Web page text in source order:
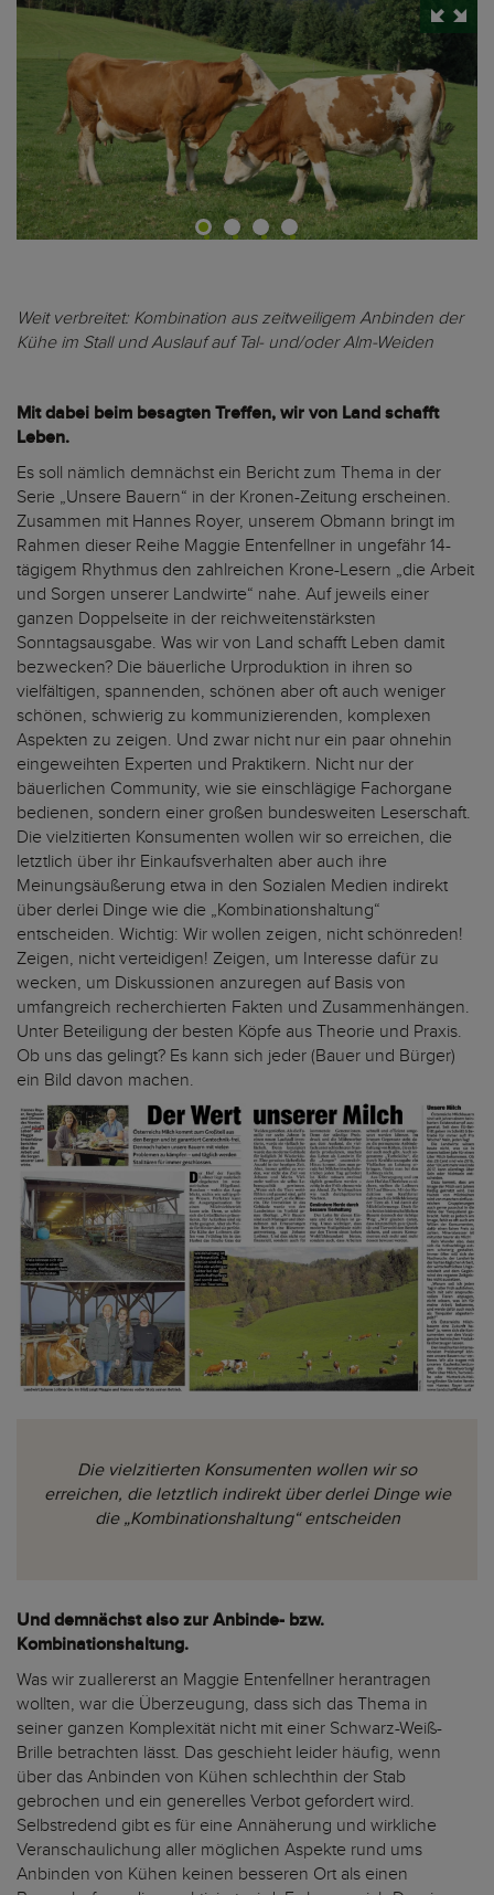
Weit verbreitet: Kombination aus zeitweiligem Anbinden der
Kühe im Stall und Auslauf auf Tal- und/oder Alm-Weiden
Mit dabei beim besagten Treffen, wir von Land schafft
Leben.
Es soll nämlich demnächst ein Bericht zum Thema in der
Serie „Unsere Bauern“ in der Kronen-Zeitung erscheinen.
Zusammen mit Hannes Royer, unserem Obmann bringt im
Rahmen dieser Reihe Maggie Entenfellner in ungefähr 14-
tägigem Rhythmus den zahlreichen Krone-Lesern „die Arbeit
und Sorgen unserer Landwirte“ nahe. Auf jeweils einer
ganzen Doppelseite in der reichweitenstärksten
Sonntagsausgabe. Was wir von Land schafft Leben damit
bezwecken? Die bäuerliche Urproduktion in ihren so
vielfältigen, spannenden, schönen aber oft auch weniger
schönen, schwierig zu kommunizierenden, komplexen
Aspekten zu zeigen. Und zwar nicht nur ein paar ohnehin
eingeweihten Experten und Praktikern. Nicht nur der
bäuerlichen Community, wie sie einschlägige Fachorgane
bedienen, sondern einer großen bundesweiten Leserschaft.
Die vielzitierten Konsumenten wollen wir so erreichen, die
letztlich über ihr Einkaufsverhalten aber auch ihre
Meinungsäußerung etwa in den Sozialen Medien indirekt
über derlei Dinge wie die „Kombinationshaltung“
entscheiden. Wichtig: Wir wollen zeigen, nicht schönreden!
Zeigen, nicht verteidigen! Zeigen, um Interesse dafür zu
wecken, um Diskussionen anzuregen auf Basis von
umfangreich recherchierten Fakten und Zusammenhängen.
Unter Beteiligung der besten Köpfe aus Theorie und Praxis.
Ob uns das gelingt? Es kann sich jeder (Bauer und Bürger)
ein Bild davon machen.
Die vielzitierten Konsumenten wollen wir so
erreichen, die letztlich indirekt über derlei Dinge wie
die „Kombinationshaltung“ entscheiden
Und demnächst also zur Anbinde- bzw.
Kombinationshaltung.
Was wir zuallererst an Maggie Entenfellner herantragen
wollten, war die Überzeugung, dass sich das Thema in
seiner ganzen Komplexität nicht mit einer Schwarz-Weiß-
Brille betrachten lässt. Das geschieht leider häufig, wenn
über das Anbinden von Kühen schlechthin der Stab
gebrochen und ein generelles Verbot gefordert wird.
Selbstredend gibt es für eine Annäherung und wirkliche
Veranschaulichung aller möglichen Aspekte rund ums
Anbinden von Kühen keinen besseren Ort als einen